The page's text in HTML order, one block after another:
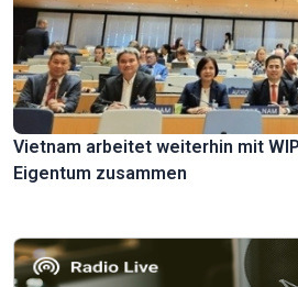
Vietnam arbeitet weiterhin mit
Eigentum zusammen